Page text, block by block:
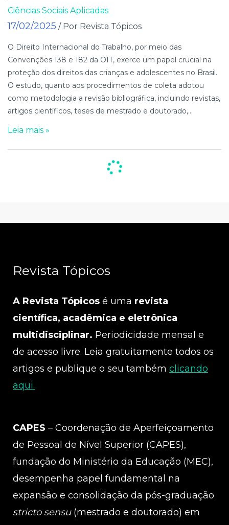
Ciências Sociais Aplicadas
17/02/2025 / Por Revista Tópicos
O Direito Internacional do Trabalho, por meio das
Convenções 138 e 182 da OIT, exerce um papel crucial na
proteção dos direitos das crianças e adolescentes no Brasil.
O estudo, quanto aos procedimentos de coleta adotou
como metodologia a revisão bibliográfica, incluindo revistas,
artigos científicos, teses de mestrado e doutorado,...
Leia mais »
Revista Tópicos
A Revista Tópicos é uma revista
científica, acadêmica e eletrônica
multidisciplinar. Periodicidade mensal e
de acesso livre. Leia gratuitamente todos os
artigos e publique o seu também clicando
aqui.
CAPES – Coordenação de Aperfeiçoamento
de Pessoal de Nível Superior (CAPES),
fundação do Ministério da Educação (MEC),
desempenha papel fundamental na
expansão e consolidação da pós-graduação
stricto sensu(mestrado e doutorado) em